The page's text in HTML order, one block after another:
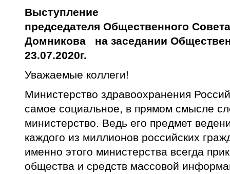
председателя Общественного
Домникова на заседании
23.07.2020г.
Уважаемые коллеги!
Министерство здравоохранения
самое социальное, в прямом смысле
министерство. Ведь его предмет
каждого из миллионов российских
именно этого министерства всегда
общества и средств массовой